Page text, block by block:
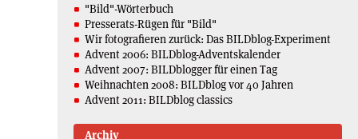
"Bild"-Wörterbuch
Presserats-Rügen für "Bild"
Wir fotografieren zurück: Das BILDblog-Experiment
Advent 2006: BILDblog-Adventskalender
Advent 2007: BILDblogger für einen Tag
Weihnachten 2008: BILDblog vor 40 Jahren
Advent 2011: BILDblog classics
Archiv